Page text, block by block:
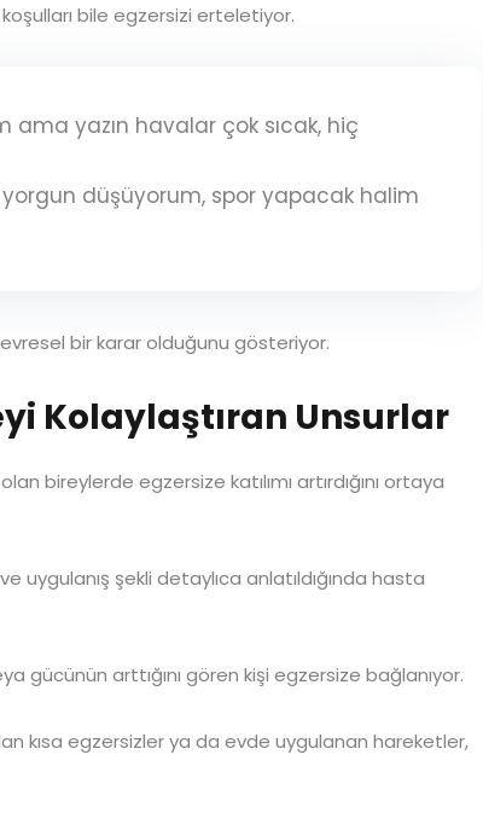
bile egzersizi erteletiyor.
ama yazın havalar çok sıcak, hiç
yorgun düşüyorum, spor yapacak halim
bir karar olduğunu gösteriyor.
Kolaylaştıran Unsurlar
bireylerde egzersize katılımı artırdığını ortaya
uygulanış şekli detaylıca anlatıldığında hasta
gücünün arttığını gören kişi egzersize bağlanıyor.
kısa egzersizler ya da evde uygulanan hareketler,